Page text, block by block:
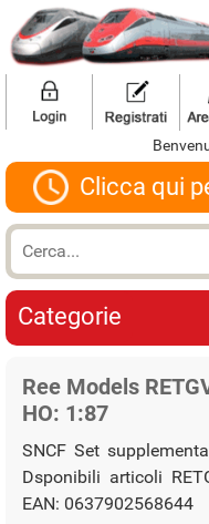
Clicca qui
Categorie
Ree Models
HO: 1:87
SNCF Set
Dsponibili articoli
EAN: 0637902568644